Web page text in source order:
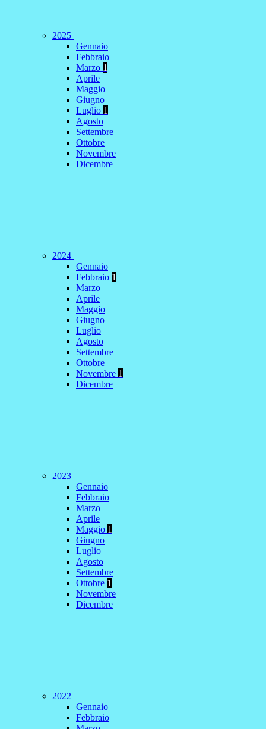
2025
Gennaio
Febbraio
Marzo 1
Aprile
Maggio
Giugno
Luglio 1
Agosto
Settembre
Ottobre
Novembre
Dicembre
2024
Gennaio
Febbraio 1
Marzo
Aprile
Maggio
Giugno
Luglio
Agosto
Settembre
Ottobre
Novembre 1
Dicembre
2023
Gennaio
Febbraio
Marzo
Aprile
Maggio 1
Giugno
Luglio
Agosto
Settembre
Ottobre 1
Novembre
Dicembre
2022
Gennaio
Febbraio